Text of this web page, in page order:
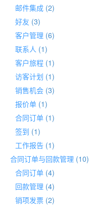
邮件集成 (2)
好友 (3)
客户管理 (6)
联系人 (1)
客户旅程 (1)
访客计划 (1)
销售机会 (3)
报价单 (1)
合同订单 (1)
签到 (1)
工作报告 (1)
合同订单与回款管理 (10)
合同订单 (4)
回款管理 (4)
销项发票 (2)